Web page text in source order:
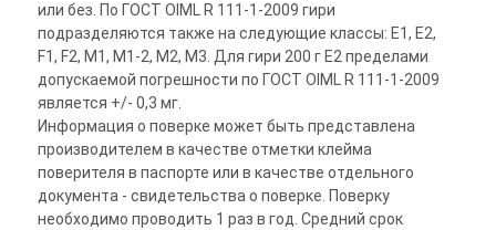
или без. По ГОСТ OIML R 111-1-2009 гири
подразделяются также на следующие классы: E1, E2,
F1, F2, M1, M1-2, M2, M3. Для гири 200 г E2 пределами
допускаемой погрешности по ГОСТ OIML R 111-1-2009
является +/- 0,3 мг.
Информация о поверке может быть представлена
производителем в качестве отметки клейма
поверителя в паспорте или в качестве отдельного
документа - свидетельства о поверке. Поверку
необходимо проводить 1 раз в год. Средний срок